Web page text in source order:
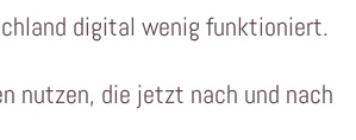
digital wenig funktioniert.
nutzen, die jetzt nach und nach